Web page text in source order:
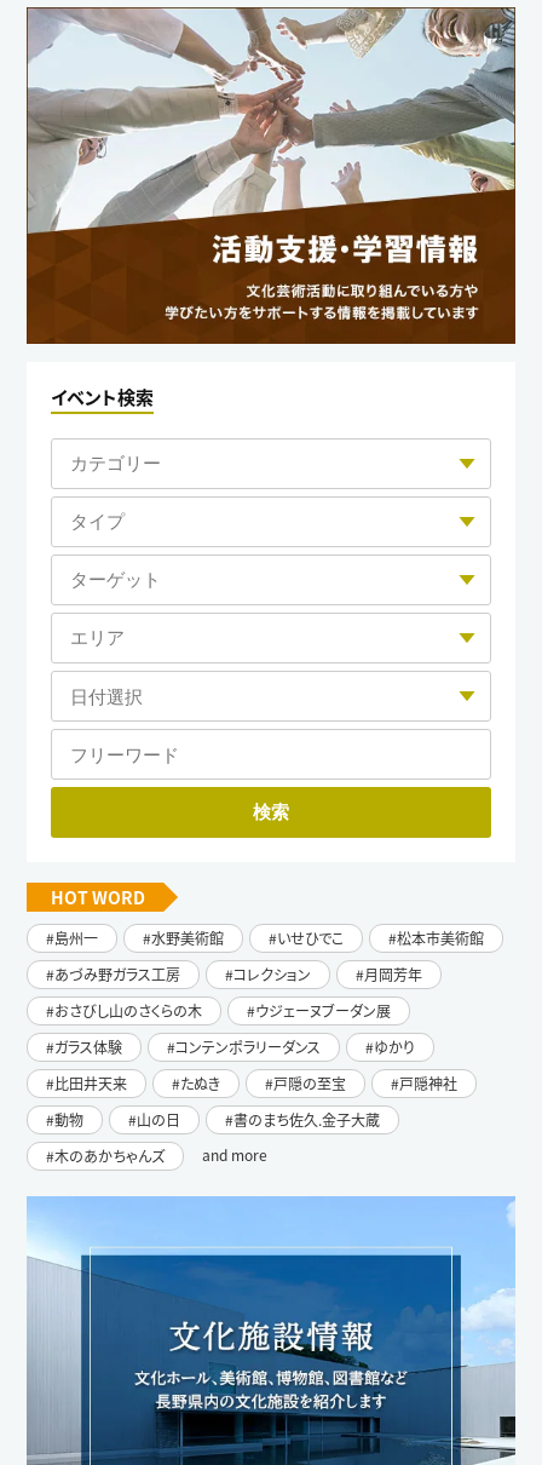
イベント検索
HOT WORD
島州一 水野美術館 いせひでこ
松本市美術館
あづみ野ガラス工房
コレクション
月岡芳年
おさびし山のさくらの木
ウジェーヌブーダン展
ガラス体験
コンテンポラリーダンス
ゆかり
比田井天来
たぬき 戸隠の至宝
戸隠神社
動物
山の日
書のまち佐久.金子大蔵
木のあかちゃんズ
and more